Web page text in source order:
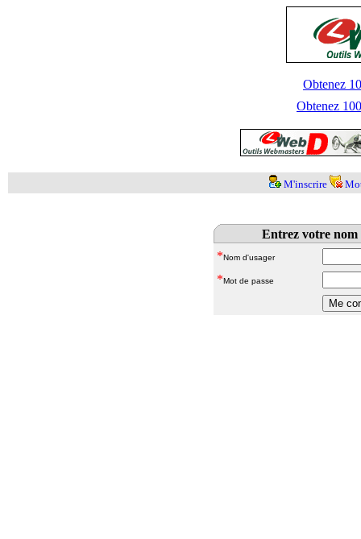
Obtenez
Obtenez
M'inscrire
Entrez votre nom
*Nom d'usager
*Mot de passe